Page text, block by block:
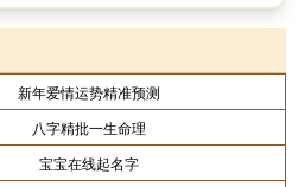
新年爱情运势精准预测
八字精批一生命理
宝宝在线起名字